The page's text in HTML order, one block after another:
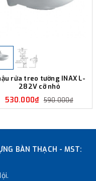
rửa treo tường INAX L-
282V cỡ nhỏ
530.000₫ 590.000₫
BÀN THẠCH - MST: